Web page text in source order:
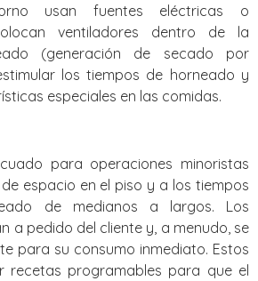
usan fuentes eléctricas o
ventiladores dentro de la
(generación de secado por
los tiempos de horneado y
especiales en las comidas.
para operaciones minoristas
espacio en el piso y a los tiempos
de medianos a largos. Los
a pedido del cliente y, a menudo, se
para su consumo inmediato. Estos
recetas programables para que el